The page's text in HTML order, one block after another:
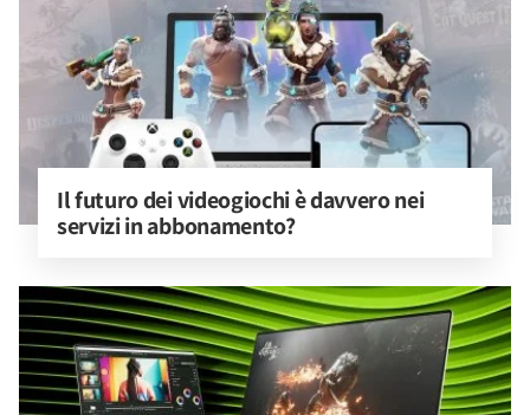
Il futuro dei videogiochi è davvero nei
servizi in abbonamento?